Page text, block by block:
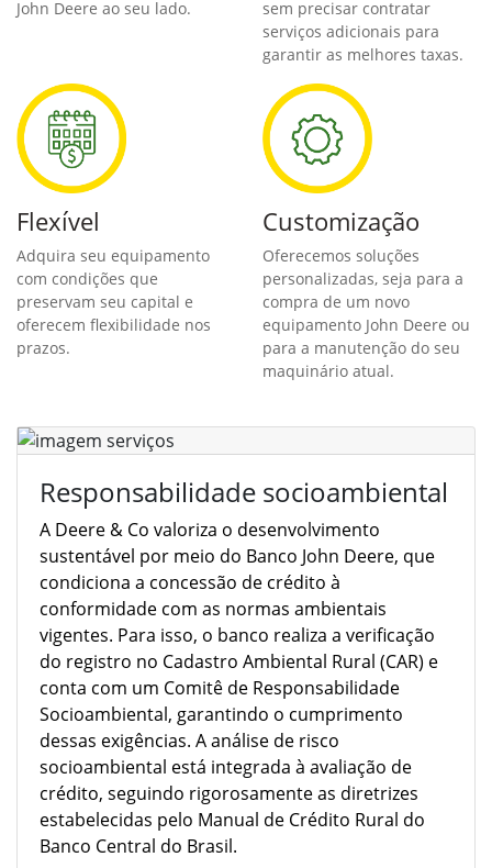
John Deere ao seu lado.
sem precisar contratar
serviços adicionais para
garantir as melhores taxas.
Flexível
Adquira seu equipamento
com condições que
preservam seu capital e
oferecem flexibilidade nos
prazos.
Customização
Oferecemos soluções
personalizadas, seja para a
compra de um novo
equipamento John Deere ou
para a manutenção do seu
maquinário atual.
Responsabilidade socioambiental
A Deere & Co valoriza o desenvolvimento
sustentável por meio do Banco John Deere, que
condiciona a concessão de crédito à
conformidade com as normas ambientais
vigentes. Para isso, o banco realiza a verificação
do registro no Cadastro Ambiental Rural (CAR) e
conta com um Comitê de Responsabilidade
Socioambiental, garantindo o cumprimento
dessas exigências. A análise de risco
socioambiental está integrada à avaliação de
crédito, seguindo rigorosamente as diretrizes
estabelecidas pelo Manual de Crédito Rural do
Banco Central do Brasil.